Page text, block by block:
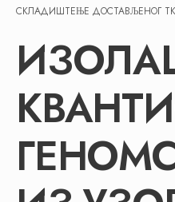
СКЛАДИШТЕЊЕ ДОСТАВЉЕНОГ